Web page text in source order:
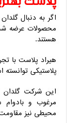
اگر به دنبال
محصولات عرضه
هستند.
هیراد پلاست با
پلاستیکی
این شرکت گلدان
مرغوب و بادوام
محیطی نیز مقاومت